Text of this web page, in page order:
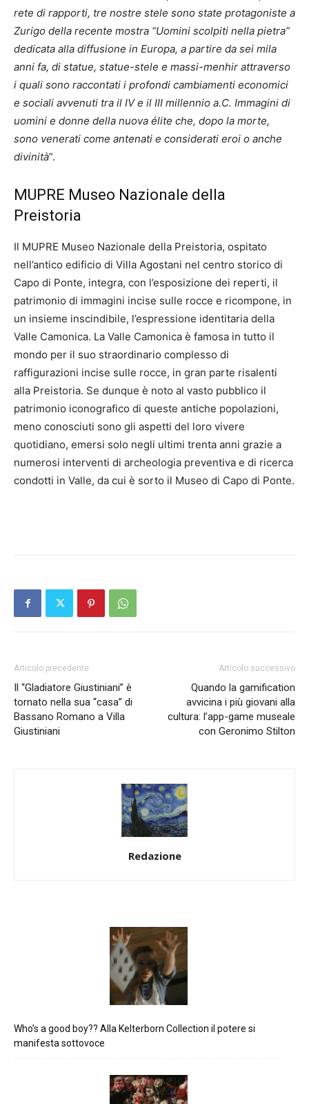
rete di rapporti, tre nostre stele sono state protagoniste a
Zurigo della recente mostra “Uomini scolpiti nella pietra”
dedicata alla diffusione in Europa, a partire da sei mila
anni fa, di statue, statue-stele e massi-menhir attraverso
i quali sono raccontati i profondi cambiamenti economici
e sociali avvenuti tra il IV e il III millennio a.C. Immagini di
uomini e donne della nuova élite che, dopo la morte,
sono venerati come antenati e considerati eroi o anche
divinità”.
MUPRE Museo Nazionale della
Preistoria
Il MUPRE Museo Nazionale della Preistoria, ospitato
nell’antico edificio di Villa Agostani nel centro storico di
Capo di Ponte, integra, con l’esposizione dei reperti, il
patrimonio di immagini incise sulle rocce e ricompone, in
un insieme inscindibile, l’espressione identitaria della
Valle Camonica. La Valle Camonica è famosa in tutto il
mondo per il suo straordinario complesso di
raffigurazioni incise sulle rocce, in gran parte risalenti
alla Preistoria. Se dunque è noto al vasto pubblico il
patrimonio iconografico di queste antiche popolazioni,
meno conosciuti sono gli aspetti del loro vivere
quotidiano, emersi solo negli ultimi trenta anni grazie a
numerosi interventi di archeologia preventiva e di ricerca
condotti in Valle, da cui è sorto il Museo di Capo di Ponte.
Articolo precedente
Il “Gladiatore Giustiniani” è
tornato nella sua “casa” di
Bassano Romano a Villa
Giustiniani
Articolo successivo
Quando la gamification
avvicina i più giovani alla
cultura: l’app-game museale
con Geronimo Stilton
Redazione
Who’s a good boy?? Alla Kelterborn Collection il potere si
manifesta sottovoce